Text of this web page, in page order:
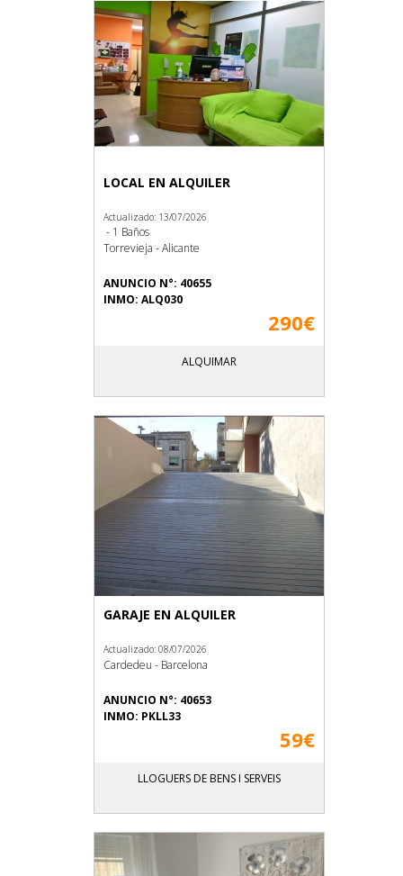
LOCAL EN ALQUILER
Actualizado: 13/07/2026
- 1 Baños
Torrevieja - Alicante
ANUNCIO N°: 40655
INMO: ALQ030
290€
ALQUIMAR
GARAJE EN ALQUILER
Actualizado: 08/07/2026
Cardedeu - Barcelona
ANUNCIO N°: 40653
INMO: PKLL33
59€
LLOGUERS DE BENS I SERVEIS